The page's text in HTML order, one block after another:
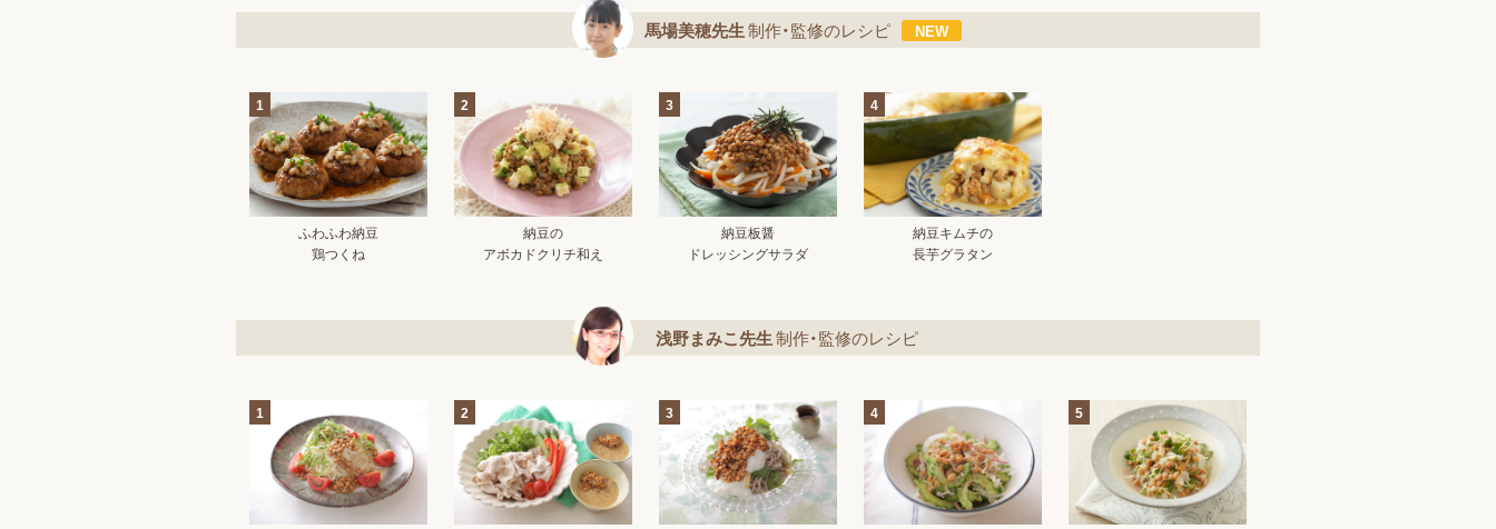
馬場美穂先生制作・監修のレシピ
1
ふわふわ納豆
鶏つくね
2
納豆の
アボカドクリチ和え
3
納豆板醤
ドレッシングサラダ
4
納豆キムチの
長芋グラタン
浅野まみこ先生制作・監修のレシピ
1 2 3 4 5